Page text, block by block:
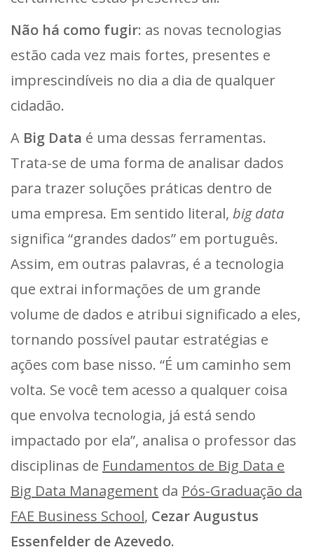
Não há como fugir: as novas tecnologias
estão cada vez mais fortes, presentes e
imprescindíveis no dia a dia de qualquer
cidadão.
A Big Data é uma dessas ferramentas.
Trata-se de uma forma de analisar dados
para trazer soluções práticas dentro de
uma empresa. Em sentido literal, big data
significa “grandes dados” em português.
Assim, em outras palavras, é a tecnologia
que extrai informações de um grande
volume de dados e atribui significado a eles,
tornando possível pautar estratégias e
ações com base nisso. “É um caminho sem
volta. Se você tem acesso a qualquer coisa
que envolva tecnologia, já está sendo
impactado por ela”, analisa o professor das
disciplinas de Fundamentos de Big Data e
Big Data Management da Pós-Graduação da
FAE Business School, Cezar Augustus
Essenfelder de Azevedo.